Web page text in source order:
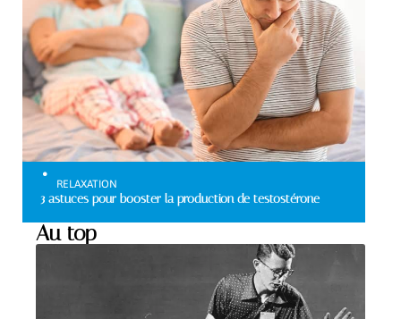
RELAXATION
3 astuces pour booster la production de testostérone
Au top